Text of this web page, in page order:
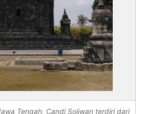
Tengah, Candi Sojiwan terdiri dari